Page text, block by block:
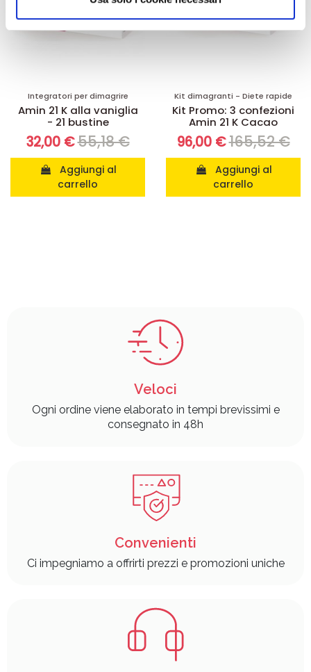
nostri partner che si occupano di analisi dei dati web,
pubblicità e social media, i quali potrebbero combinarle
Integratori per dimagrire
Amin 21 K alla vaniglia
- 21 bustine
32,00 €55,18 €
carrello
Kit dimagranti - Diete rapide
Kit Promo: 3 confezioni
Amin 21 K Cacao
96,00 €165,52 €
carrello
Veloci
Ogni ordine viene elaborato in tempi brevissimi e
consegnato in 48h
Convenienti
Ci impegniamo a offrirti prezzi e promozioni uniche